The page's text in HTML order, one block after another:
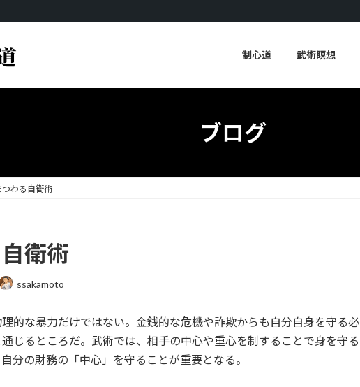
制心道 武術瞑想
ブログ
つわる自衛術
衛術
ssakamoto
的な暴力だけではない。金銭的な危機や詐欺からも自分自身を守る必
じるところだ。武術では、相手の中心や重心を制することで身を守る
分の財務の「中心」を守ることが重要となる。